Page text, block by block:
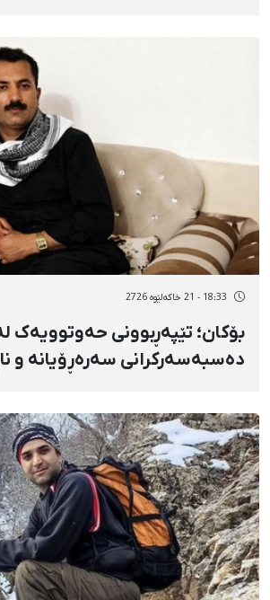
18:33 - 21 خاکەلێوه 2726
بۆکان؛ تێپەڕبوونی حەوتوویەک
دەسبەسەرکرانی سەرەڕۆیانە و